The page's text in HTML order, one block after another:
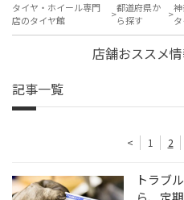
タイヤ・ホイール専門
店のタイヤ館
都道府県か
ら探す
店舗おススメ
記事一覧
< 1 2
トラブ